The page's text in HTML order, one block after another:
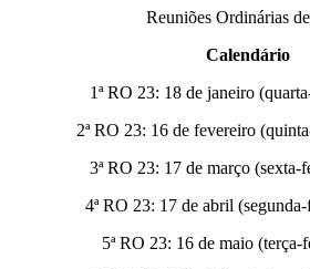
Reuniões Ordinárias
Calendário
1ª RO 23: 18 de janeiro
2ª RO 23: 16 de fevereiro
3ª RO 23: 17 de março (sexta-
4ª RO 23: 17 de abril
5ª RO 23: 16 de maio (terça-